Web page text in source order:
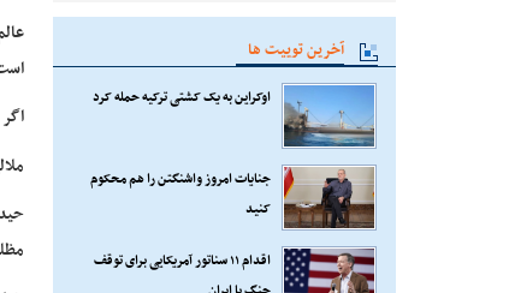
آخرین توییت ها
اوکراین به یک کشتی ترکیه حمله کرد
جنایات امروز واشنگتن را هم محکوم
کنید
اقدام ۱۱ سناتور آمریکایی برای توقف